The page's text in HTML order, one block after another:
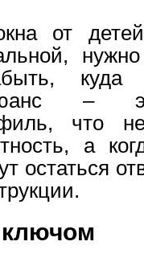
от
куда
–
что
а
остаться
ключом